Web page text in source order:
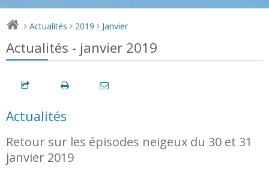
> Actualités > 2019 > Janvier
Actualités - janvier 2019
Actualités
Retour sur les épisodes neigeux du 30 et 31
janvier 2019